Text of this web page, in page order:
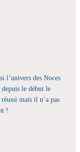
l’univers des Noces
le début le
mais il n’a pas
!